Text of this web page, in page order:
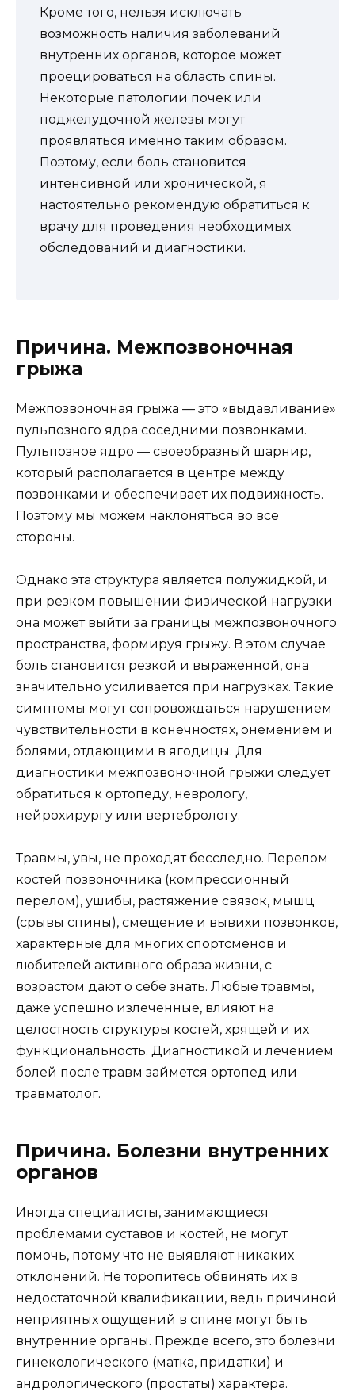
Кроме того, нельзя исключать
возможность наличия заболеваний
внутренних органов, которое может
проецироваться на область спины.
Некоторые патологии почек или
поджелудочной железы могут
проявляться именно таким образом.
Поэтому, если боль становится
интенсивной или хронической, я
настоятельно рекомендую обратиться к
врачу для проведения необходимых
обследований и диагностики.
Причина. Межпозвоночная
грыжа
Межпозвоночная грыжа — это «выдавливание»
пульпозного ядра соседними позвонками.
Пульпозное ядро — своеобразный шарнир,
который располагается в центре между
позвонками и обеспечивает их подвижность.
Поэтому мы можем наклоняться во все
стороны.
Однако эта структура является полужидкой, и
при резком повышении физической нагрузки
она может выйти за границы межпозвоночного
пространства, формируя грыжу. В этом случае
боль становится резкой и выраженной, она
значительно усиливается при нагрузках. Такие
симптомы могут сопровождаться нарушением
чувствительности в конечностях, онемением и
болями, отдающими в ягодицы. Для
диагностики межпозвоночной грыжи следует
обратиться к ортопеду, неврологу,
нейрохирургу или вертебрологу.
Травмы, увы, не проходят бесследно. Перелом
костей позвоночника (компрессионный
перелом), ушибы, растяжение связок, мышц
(срывы спины), смещение и вывихи позвонков,
характерные для многих спортсменов и
любителей активного образа жизни, с
возрастом дают о себе знать. Любые травмы,
даже успешно излеченные, влияют на
целостность структуры костей, хрящей и их
функциональность. Диагностикой и лечением
болей после травм займется ортопед или
травматолог.
Причина. Болезни внутренних
органов
Иногда специалисты, занимающиеся
проблемами суставов и костей, не могут
помочь, потому что не выявляют никаких
отклонений. Не торопитесь обвинять их в
недостаточной квалификации, ведь причиной
неприятных ощущений в спине могут быть
внутренние органы. Прежде всего, это болезни
гинекологического (матка, придатки) и
андрологического (простаты) характера.